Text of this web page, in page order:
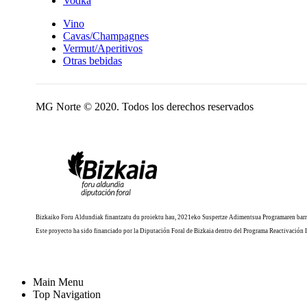
Vino
Cavas/Champagnes
Vermut/Aperitivos
Otras bebidas
MG Norte © 2020. Todos los derechos reservados
Bizkaiko Foru Aldundiak finantzatu du proiektu hau, 2021eko Suspertze Adimentsua Programaren
Este proyecto ha sido financiado por la Diputación Foral de Bizkaia dentro del Programa Reactivación
Main Menu
Top Navigation